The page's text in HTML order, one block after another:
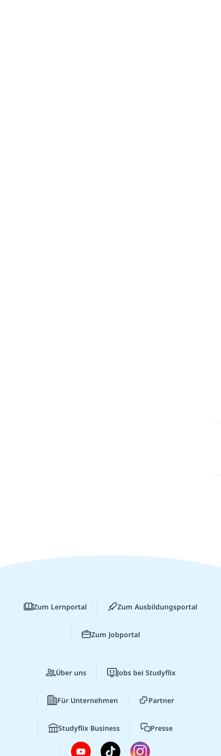
Zum Lernportal Zum Ausbildungsportal
Zum Jobportal
Über uns Jobs bei Studyflix
Für Unternehmen Partner
Studyflix Business Presse